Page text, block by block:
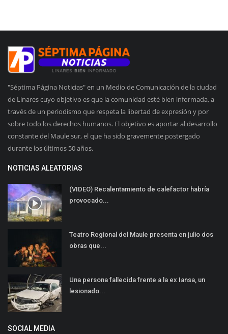
"Séptima Página Noticias" en un Medio de Comunicación de la ciudad
de Linares cuyo objetivo es que la comunidad esté bien informada, a
través de un periodismo que respeta la libertad de expresión y por
sobre todo los derechos humanos. El objetivo es aportar al desarrollo
constante del Maule sur, el que ha sido gravemente postergado
durante los últimos 50 años.
NOTICIAS ALEATORIAS
(VIDEO) Recalentamiento de calefactor habría
provocado...
Teatro Regional del Maule presenta en julio dos
obras que...
Una persona fallecida frente a la ex Iansa, un
lesionado...
SOCIAL MEDIA